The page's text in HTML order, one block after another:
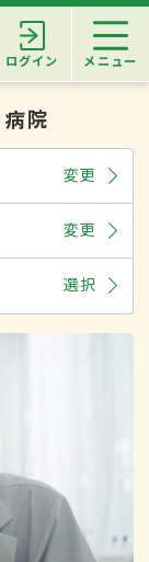
ログイン メニュー
院
変更
変更
選択